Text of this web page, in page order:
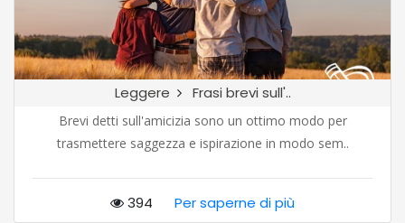
Leggere Frasi brevi sull'..
Brevi detti sull'amicizia sono un ottimo modo per
trasmettere saggezza e ispirazione in modo sem..
394 Per saperne di più